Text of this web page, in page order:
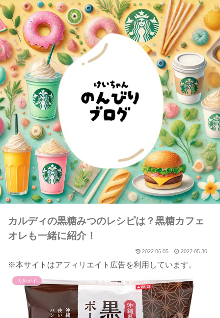
カルディの黒糖みつのレシピは？黒糖カフェ
オレも一緒に紹介！
2022.06.05 2022.05.30
※本サイトはアフィリエイト広告を利用しています。
カルディ